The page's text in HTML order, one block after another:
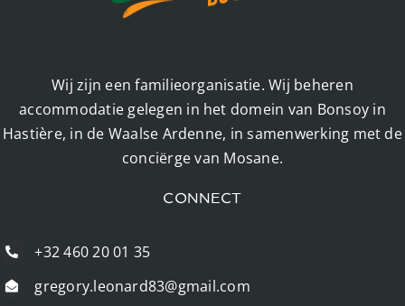
Wij zijn een familieorganisatie. Wij beheren
accommodatie gelegen in het domein van Bonsoy in
Hastière, in de Waalse Ardenne, in samenwerking met de
conciërge van Mosane.
CONNECT
+32 460 20 01 35
gregory.leonard83@gmail.com